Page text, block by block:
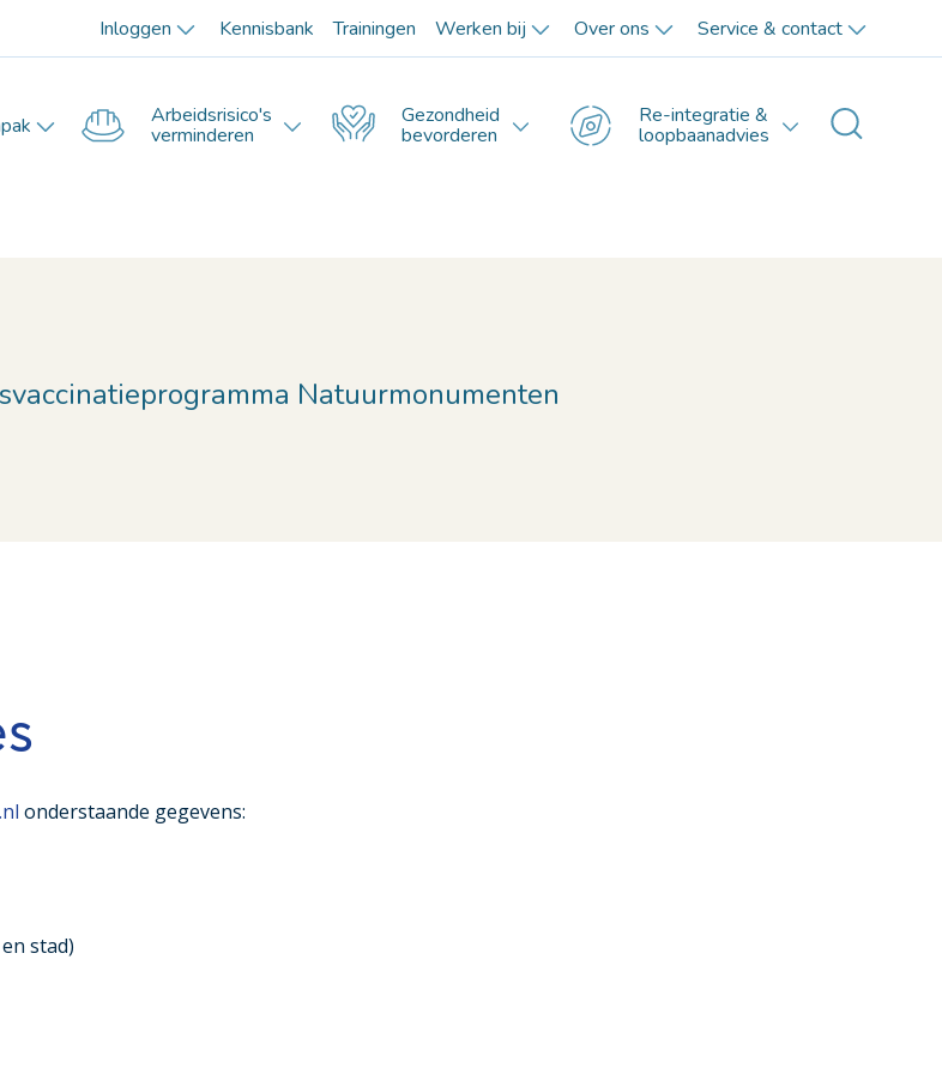
Inloggen Kennisbank Trainingen Werken bij Over ons Service & contact
Arbeidsrisico's
verminderen
Gezondheid
bevorderen
Re-integratie &
loopbaanadvies
Natuurmonumenten
onderstaande gegevens:
stad)